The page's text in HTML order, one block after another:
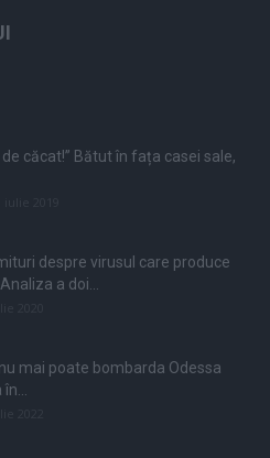
de căcat!” Bătut în fața casei sale,
despre virusul care produce
a doi...
mai poate bombarda Odessa